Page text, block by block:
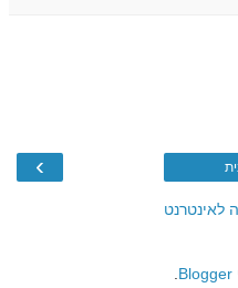
›
לאינטרנט
Blogger